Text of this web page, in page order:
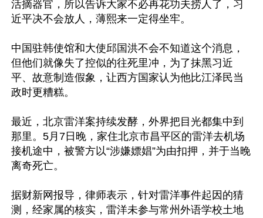
活摘器官，所以告诉大家不必再花功夫捞人了，习
近平决不会放人，薄熙来一定得坐牢。
中国驻韩使馆和大使邱国洪不会不知道这个消息，
但他们就像失了控似的往死里冲，为了抹黑习近
平、故意制造假象，让西方国家认为他比江泽民当
政时更糟糕。
最近，北京雷洋案持续发酵，外界把目光都集中到
那里。5月7日晚，家住北京市昌平区的雷洋去机场
接机途中，被警方以“涉嫌嫖娼”为由扣押，并于当晚
离奇死亡。
据财新网报导，律师表示，针对雷洋事件起因的猜
测，经家属的核实，雷洋未参与常州外语学校土地